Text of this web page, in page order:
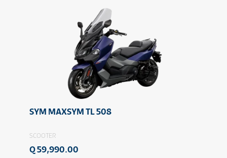
SYM MAXSYM TL 508
SCOOTER
Q 59,990.00